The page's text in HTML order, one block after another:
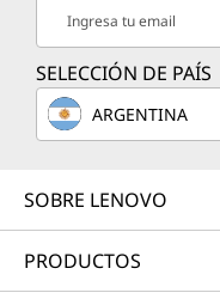
Ingresa tu email
SELECCIÓN DE PAÍS
ARGENTINA
SOBRE LENOVO
PRODUCTOS